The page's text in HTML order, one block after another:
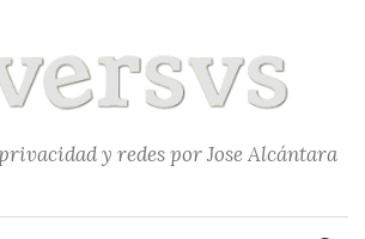
y redes por Jose Alcántara